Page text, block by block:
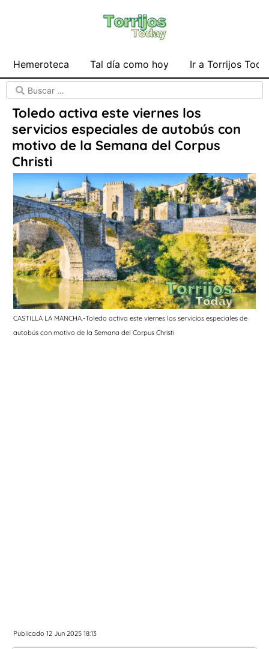
Hemeroteca Tal día como hoy Ir a Torrijos
Toledo activa este viernes los
servicios especiales de autobús con
motivo de la Semana del Corpus
Christi
CASTILLA LA MANCHA.-Toledo activa este viernes los servicios especiales de
autobús con motivo de la Semana del Corpus Christi
Publicado 12 Jun 2025 18:13